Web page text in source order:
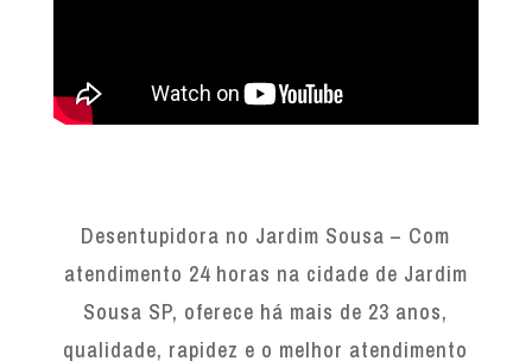
Desentupidora no Jardim Sousa – Com
atendimento 24 horas na cidade de Jardim
Sousa SP, oferece há mais de 23 anos,
qualidade, rapidez e o melhor atendimento